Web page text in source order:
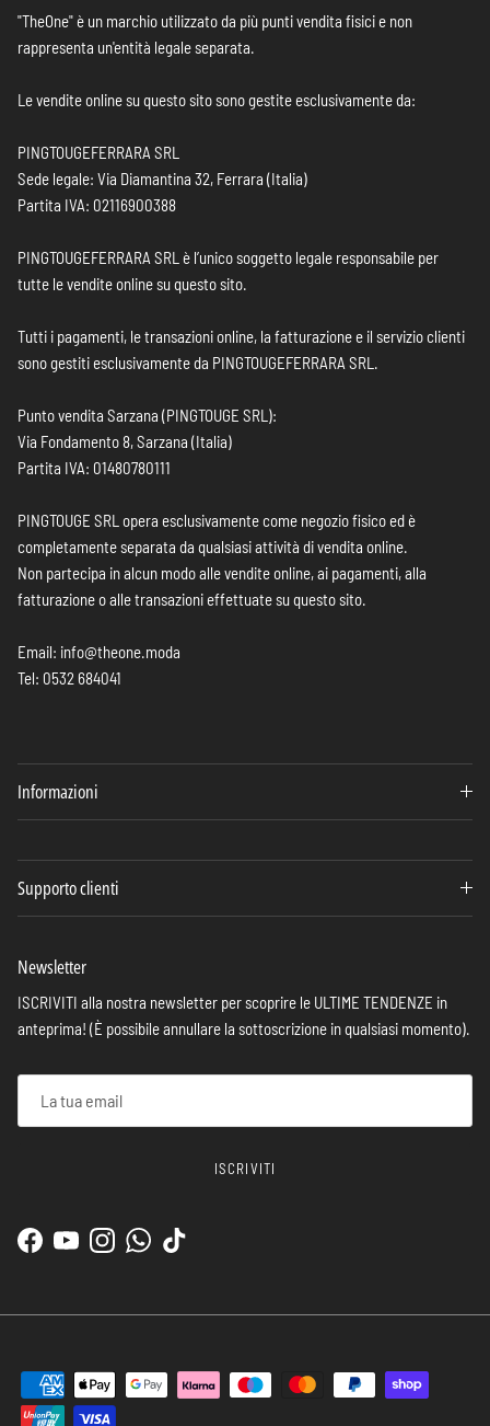
"TheOne" è un marchio utilizzato da più punti vendita fisici e non
rappresenta un'entità legale separata.
Le vendite online su questo sito sono gestite esclusivamente da:
PINGTOUGEFERRARA SRL
Sede legale: Via Diamantina 32, Ferrara (Italia)
Partita IVA: 02116900388
PINGTOUGEFERRARA SRL è l’unico soggetto legale responsabile per
tutte le vendite online su questo sito.
Tutti i pagamenti, le transazioni online, la fatturazione e il servizio clienti
sono gestiti esclusivamente da PINGTOUGEFERRARA SRL.
Punto vendita Sarzana (PINGTOUGE SRL):
Via Fondamento 8, Sarzana (Italia)
Partita IVA: 01480780111
PINGTOUGE SRL opera esclusivamente come negozio fisico ed è
completamente separata da qualsiasi attività di vendita online.
Non partecipa in alcun modo alle vendite online, ai pagamenti, alla
fatturazione o alle transazioni effettuate su questo sito.
Email: info@theone.moda
Tel: 0532 684041
Informazioni
Supporto clienti
Newsletter
ISCRIVITI alla nostra newsletter per scoprire le ULTIME TENDENZE in
anteprima! (È possibile annullare la sottoscrizione in qualsiasi momento).
ISCRIVITI
FacebookYouTubeInstagramWhatsAppTikTok